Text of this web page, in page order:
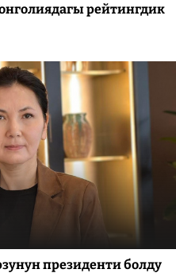
рейтингдик
президенти болду